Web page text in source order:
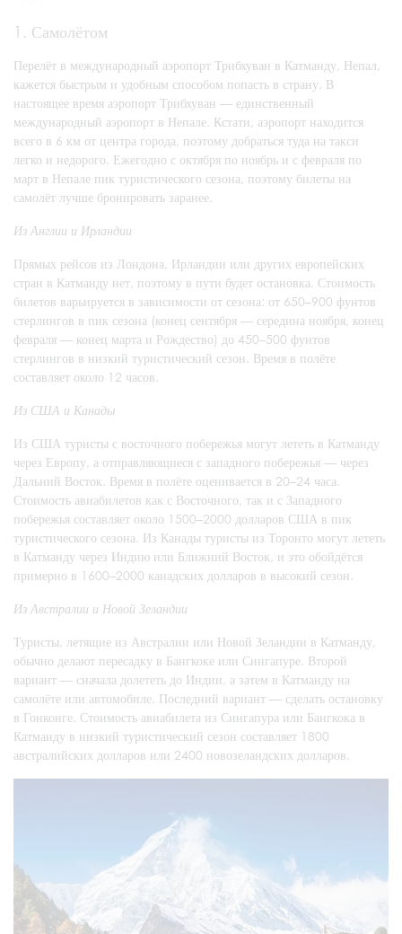
1. Самолётом
Перелёт в международный аэропорт Трибхуван в Катманду, Непал,
кажется быстрым и удобным способом попасть в страну. В
настоящее время аэропорт Трибхуван — единственный
международный аэропорт в Непале. Кстати, аэропорт находится
всего в 6 км от центра города, поэтому добраться туда на такси
легко и недорого. Ежегодно с октября по ноябрь и с февраля по
март в Непале пик туристического сезона, поэтому билеты на
самолёт лучше бронировать заранее.
Из Англии и Ирландии
Прямых рейсов из Лондона, Ирландии или других европейских
стран в Катманду нет, поэтому в пути будет остановка. Стоимость
билетов варьируется в зависимости от сезона: от 650–900 фунтов
стерлингов в пик сезона (конец сентября — середина ноября, конец
февраля — конец марта и Рождество) до 450–500 фунтов
стерлингов в низкий туристический сезон. Время в полёте
составляет около 12 часов.
Из США и Канады
Из США туристы с восточного побережья могут лететь в Катманду
через Европу, а отправляющиеся с западного побережья — через
Дальний Восток. Время в полёте оценивается в 20–24 часа.
Стоимость авиабилетов как с Восточного, так и с Западного
побережья составляет около 1500–2000 долларов США в пик
туристического сезона. Из Канады туристы из Торонто могут лететь
в Катманду через Индию или Ближний Восток, и это обойдётся
примерно в 1600–2000 канадских долларов в высокий сезон.
Из Австралии и Новой Зеландии
Туристы, летящие из Австралии или Новой Зеландии в Катманду,
обычно делают пересадку в Бангкоке или Сингапуре. Второй
вариант — сначала долететь до Индии, а затем в Катманду на
самолёте или автомобиле. Последний вариант — сделать остановку
в Гонконге. Стоимость авиабилета из Сингапура или Бангкока в
Катманду в низкий туристический сезон составляет 1800
австралийских долларов или 2400 новозеландских долларов.